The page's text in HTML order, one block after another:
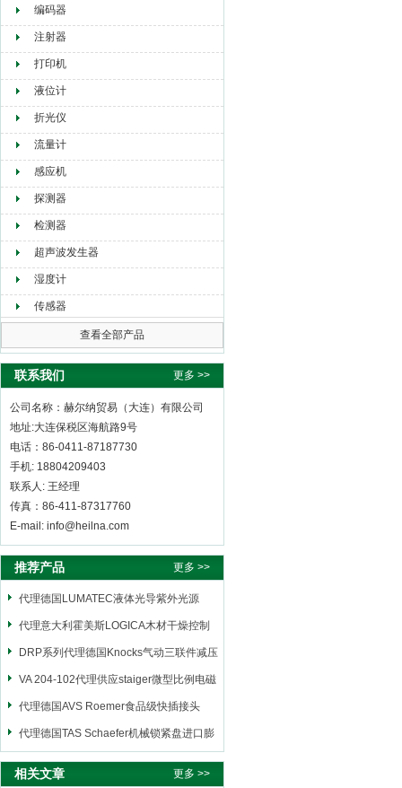
编码器
注射器
打印机
液位计
折光仪
流量计
感应机
探测器
检测器
超声波发生器
湿度计
传感器
查看全部产品
联系我们 更多 >>
公司名称：赫尔纳贸易（大连）有限公司
地址:大连保税区海航路9号
电话：86-0411-87187730
手机: 18804209403
联系人: 王经理
传真：86-411-87317760
E-mail: info@heilna.com
推荐产品 更多 >>
代理德国LUMATEC液体光导紫外光源
代理意大利霍美斯LOGICA木材干燥控制
仪
DRP系列代理德国Knocks气动三联件减压
阀
VA 204-102代理供应staiger微型比例电磁
阀
代理德国AVS Roemer食品级快插接头
代理德国TAS Schaefer机械锁紧盘进口膨
胀套
相关文章 更多 >>